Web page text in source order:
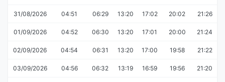
31/08/2026 04:51 06:29 13:20 17:02 20:02 21:26
01/09/2026 04:52 06:30 13:20 17:01 20:00 21:24
02/09/2026 04:54 06:31 13:20 17:00 19:58 21:22
03/09/2026 04:56 06:32 13:19 16:59 19:56 21:20